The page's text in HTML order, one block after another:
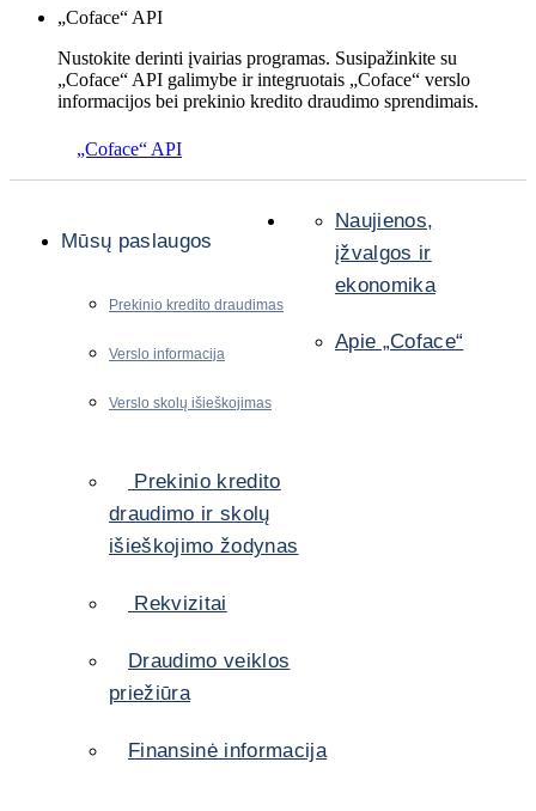
„Coface“ API
Nustokite derinti įvairias programas. Susipažinkite su
„Coface“ API galimybe ir integruotais „Coface“ verslo
informacijos bei prekinio kredito draudimo sprendimais.
„Coface“ API
Mūsų paslaugos
Prekinio kredito draudimas
Verslo informacija
Verslo skolų išieškojimas
Naujienos,
įžvalgos ir
ekonomika
Apie „Coface“
Prekinio kredito
draudimo ir skolų
išieškojimo žodynas
Rekvizitai
Draudimo veiklos
priežiūra
Finansinė informacija